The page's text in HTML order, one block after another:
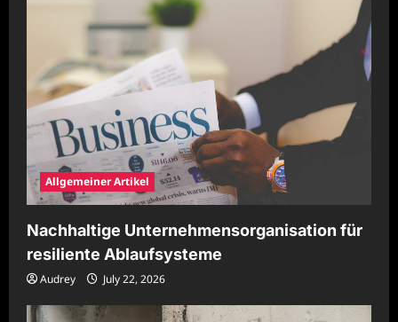
Allgemeiner Artikel
Nachhaltige Unternehmensorganisation für
resiliente Ablaufsysteme
Audrey July 22, 2026